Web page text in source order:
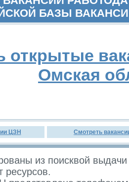
БАЗЫ
открытые
Омская
ЦЗН Смотреть
из поисквой
ресурсов.